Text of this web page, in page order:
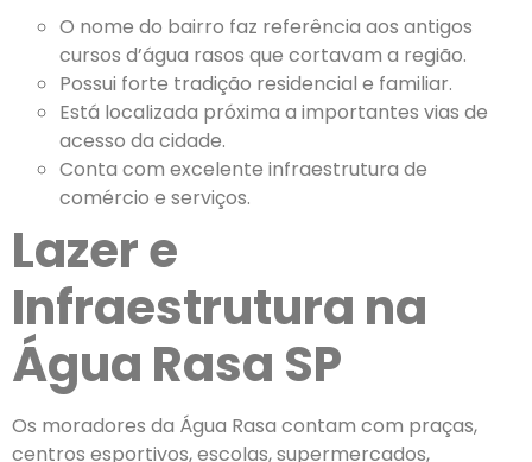
O nome do bairro faz referência aos antigos
cursos d’água rasos que cortavam a região.
Possui forte tradição residencial e familiar.
Está localizada próxima a importantes vias de
acesso da cidade.
Conta com excelente infraestrutura de
comércio e serviços.
Lazer e
Infraestrutura na
Água Rasa SP
Os moradores da Água Rasa contam com praças,
centros esportivos, escolas, supermercados,